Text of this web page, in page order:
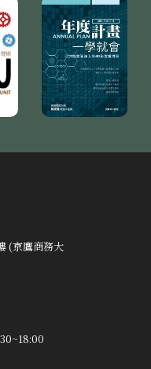
(京鷹商務大